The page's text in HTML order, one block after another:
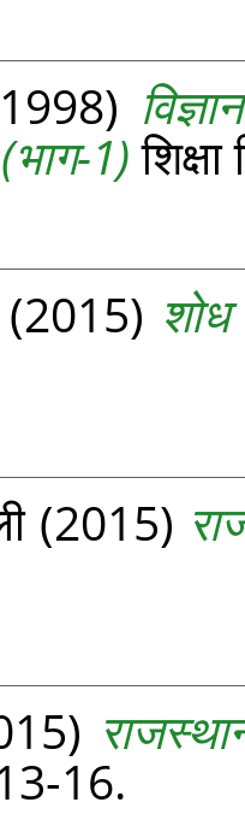
1)
(2015)
(2015)
16.